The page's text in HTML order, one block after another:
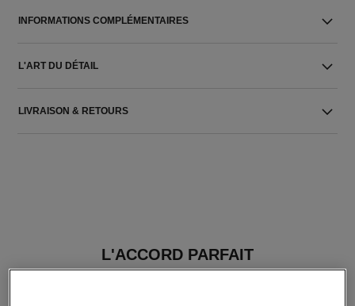
INFORMATIONS COMPLÉMENTAIRES
L'ART DU DÉTAIL
LIVRAISON & RETOURS
L'ACCORD PARFAIT